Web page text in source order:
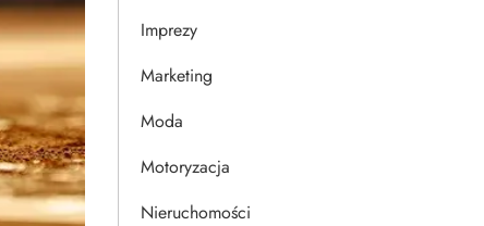
Imprezy
Marketing
Moda
Motoryzacja
Nieruchomości